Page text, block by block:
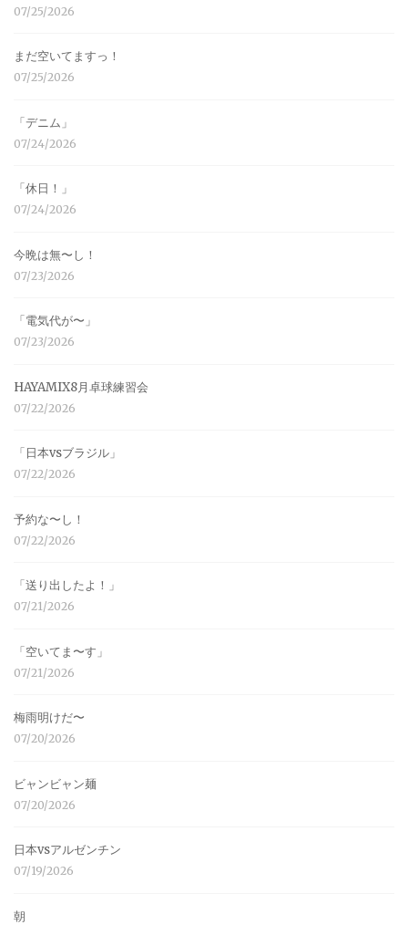
07/25/2026
まだ空いてますっ！
07/25/2026
「デニム」
07/24/2026
「休日！」
07/24/2026
今晩は無〜し！
07/23/2026
「電気代が〜」
07/23/2026
HAYAMIX8月卓球練習会
07/22/2026
「日本vsブラジル」
07/22/2026
予約な〜し！
07/22/2026
「送り出したよ！」
07/21/2026
「空いてま〜す」
07/21/2026
梅雨明けだ〜
07/20/2026
ビャンビャン麺
07/20/2026
日本vsアルゼンチン
07/19/2026
朝